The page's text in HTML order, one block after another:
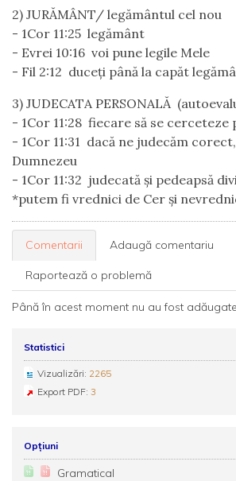
2) JURĂMÂNT/ legământul cel nou
- 1Cor 11:25 legământ
- Evrei 10:16 voi pune legile Mele
- Fil 2:12 duceți până la capăt
3) JUDECATA PERSONALĂ
- 1Cor 11:28 fiecare să se cerceteze
- 1Cor 11:31 dacă ne judecăm
Dumnezeu
- 1Cor 11:32 judecată și pedeapsă
*putem fi vrednici de Cer și
Comentarii Adaugă comentariu
Raportează o problemă
Până în acest moment nu au fost
Statistici
Vizualizări: 2265
Export PDF: 3
Opțiuni
Gramatical